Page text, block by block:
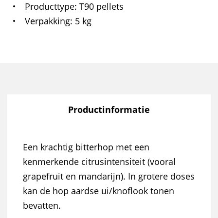
Producttype T90 pellets
Verpakking 5 kg
Productinformatie
Een krachtig bitterhop met een
kenmerkende citrusintensiteit (vooral
grapefruit en mandarijn). In grotere doses
kan de hop aardse ui/knoflook tonen
bevatten.